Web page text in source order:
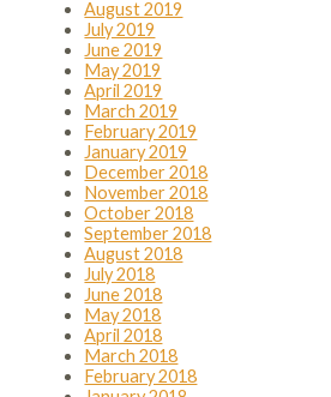
August 2019
July 2019
June 2019
May 2019
April 2019
March 2019
February 2019
January 2019
December 2018
November 2018
October 2018
September 2018
August 2018
July 2018
June 2018
May 2018
April 2018
March 2018
February 2018